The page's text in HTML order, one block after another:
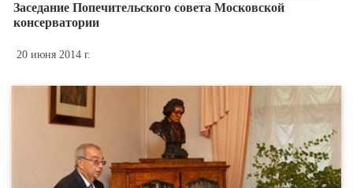
Заседание Попечительского совета Московской
консерватории
20 июня 2014 г.